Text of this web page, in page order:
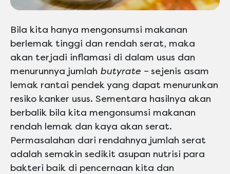
Bila kita hanya mengonsumsi makanan
berlemak tinggi dan rendah serat, maka
akan terjadi inflamasi di dalam usus dan
menurunnya jumlah butyrate – sejenis asam
lemak rantai pendek yang dapat menurunkan
resiko kanker usus. Sementara hasilnya akan
berbalik bila kita mengonsumsi makanan
rendah lemak dan kaya akan serat.
Permasalahan dari rendahnya jumlah serat
adalah semakin sedikit asupan nutrisi para
bakteri baik di pencernaan kita dan